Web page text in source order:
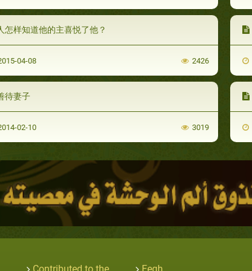
怎样知道他的主喜悦了他？
04-08 2426
待妻子
02-10 3019